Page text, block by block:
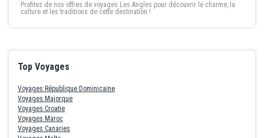
Profitez de nos offres de voyages Les Angles pour découvrir le charme, la
culture et les traditions de cette destination !
Top Voyages
Voyages République Dominicaine
Voyages Majorque
Voyages Croatie
Voyages Maroc
Voyages Canaries